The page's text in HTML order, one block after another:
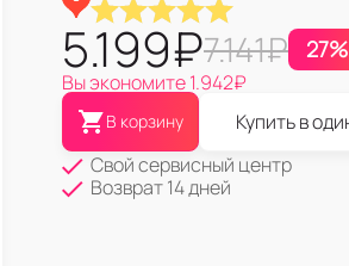
7.141₽
5.199₽ 27%
Вы экономите1.942₽
В корзину
Купить в
Свой сервисный центр
Возврат 14 дней